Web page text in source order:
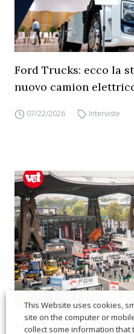
Ford Trucks: ecco la
nuovo camion
07/22/2026 Interviste
IAA Transportation
This Website uses cookies,
site on the computer or
collect some information